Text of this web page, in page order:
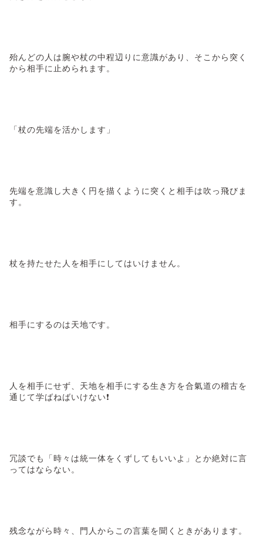
殆んどの人は腕や杖の中程辺りに意識があり、そこから突く
から相手に止められます。
「杖の先端を活かします」
先端を意識し大きく円を描くように突くと相手は吹っ飛びま
す。
杖を持たせた人を相手にしてはいけません。
相手にするのは天地です。
人を相手にせず、天地を相手にする生き方を合氣道の稽古を
通じて学ばねばいけない❗
冗談でも「時々は統一体をくずしてもいいよ」とか絶対に言
ってはならない。
残念ながら時々、門人からこの言葉を聞くときがあります。